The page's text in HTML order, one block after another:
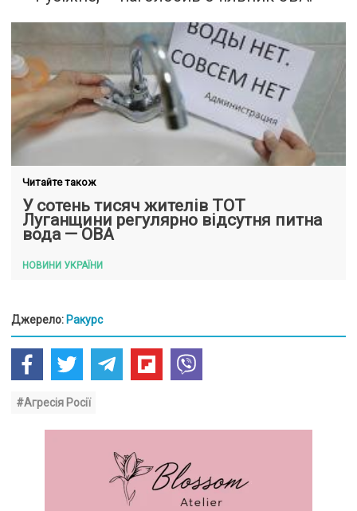
Читайте також
У сотень тисяч жителів ТОТ
Луганщини регулярно відсутня питна
вода — ОВА
НОВИНИ УКРАЇНИ
Джерело: Ракурс
#Агресія Росії